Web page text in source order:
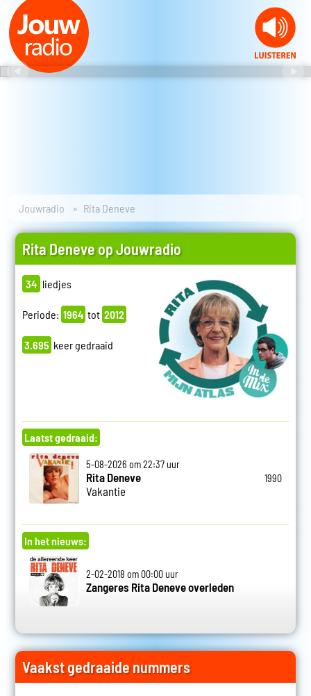
Jouwradio Rita Deneve
Rita Deneve op Jouwradio
34 liedjes
Periode: 1964 tot 2012
3.695 keer gedraaid
Laatst gedraaid:
5-08-2026 om 22:37 uur
Rita Deneve
Vakantie
1990
In het nieuws:
2-02-2018 om 00:00 uur
Zangeres Rita Deneve overleden
Vaakst gedraaide nummers